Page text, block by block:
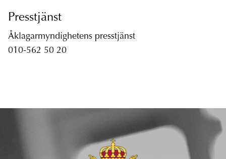
Presstjänst
Åklagarmyndighetens presstjänst
010-562 50 20